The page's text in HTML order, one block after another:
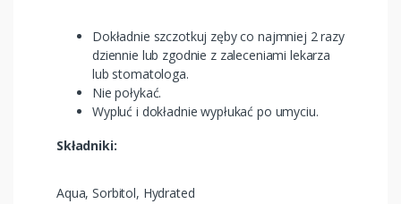
Dokładnie szczotkuj zęby co najmniej 2 razy
dziennie lub zgodnie z zaleceniami lekarza
lub stomatologa.
Nie połykać.
Wypluć i dokładnie wypłukać po umyciu.
Składniki:
Aqua, Sorbitol, Hydrated